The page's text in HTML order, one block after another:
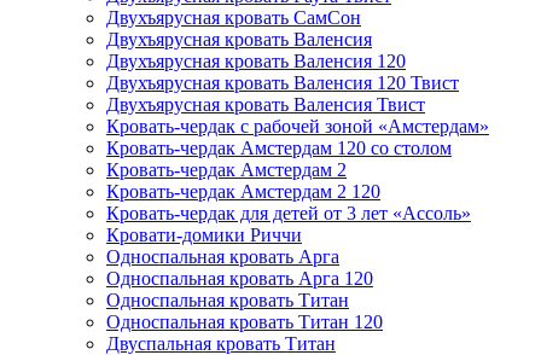
Двухъярусная кровать СамСон
Двухъярусная кровать Валенсия
Двухъярусная кровать Валенсия 120
Двухъярусная кровать Валенсия 120 Твист
Двухъярусная кровать Валенсия Твист
Кровать-чердак с рабочей зоной «Амстердам»
Кровать-чердак Амстердам 120 со столом
Кровать-чердак Амстердам 2
Кровать-чердак Амстердам 2 120
Кровать-чердак для детей от 3 лет «Ассоль»
Кровати-домики Риччи
Односпальная кровать Арга
Односпальная кровать Арга 120
Односпальная кровать Титан
Односпальная кровать Титан 120
Двуспальная кровать Титан